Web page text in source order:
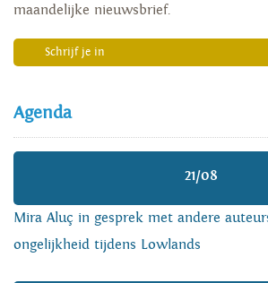
maandelijke nieuwsbrief.
Schrijf je in
Agenda
21/08
Mira Aluç in gesprek met andere
ongelijkheid tijdens Lowlands